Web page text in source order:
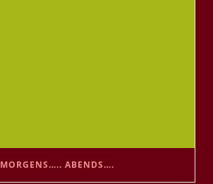
MORGENS….. ABENDS….